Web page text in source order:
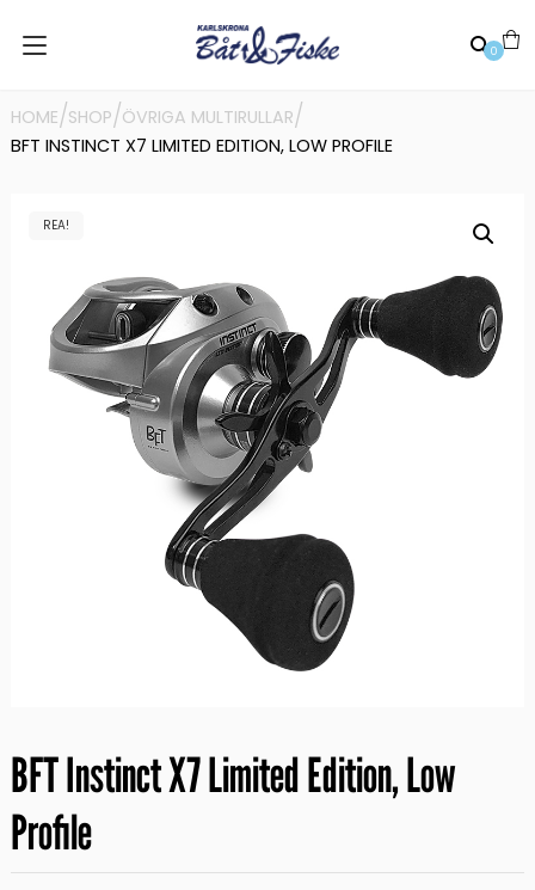
0
HOME/SHOP/ÖVRIGA MULTIRULLAR/
BFT INSTINCT X7 LIMITED EDITION, LOW PROFILE
REA!
BFT Instinct X7 Limited Edition, Low
Profile